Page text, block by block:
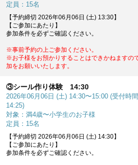
定員：15名
【予約締切 2026年06月06日 (土) 13:30】
【ご参加にあたり】
参加条件を必ずご確認ください。
※事前予約の上ご参加ください。
※お子様をお預かりすることはできかねますの
加をお願いいたします。
③シール作り体験 14:30
2026年06月06日 (土) 14:30〜15:00 (受付時
14:25)
対象：満4歳〜小学生のお子様
定員：15名
【予約締切 2026年06月06日 (土) 14:30】
【ご参加にあたり】
参加条件を必ずご確認ください。